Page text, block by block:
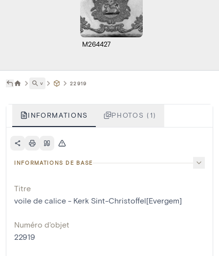
M264427
˅ 22919
INFORMATIONS PHOTOS (1)
INFORMATIONS DE BASE
Titre
voile de calice - Kerk Sint-Christoffel[Evergem]
Numéro d'objet
22919